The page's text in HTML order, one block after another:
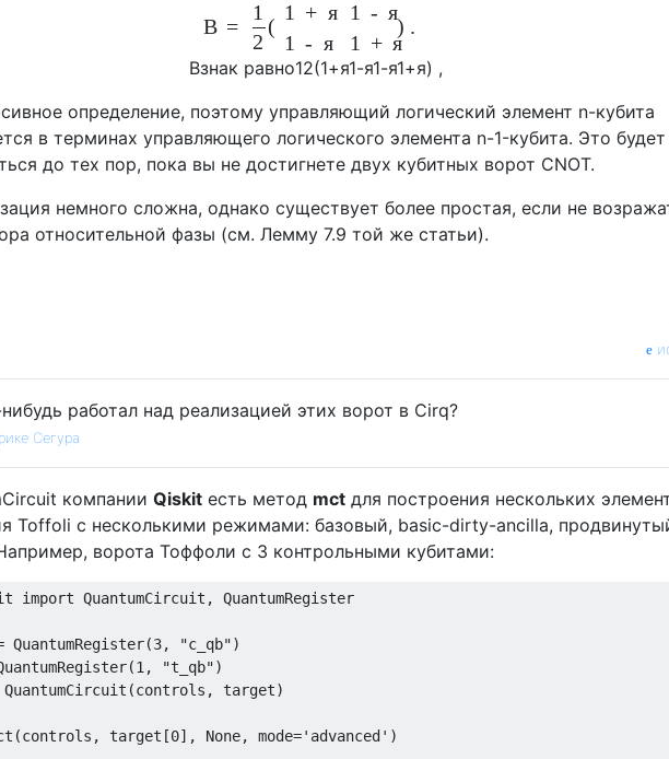
В =
1
2
(
1 + я
1 - я
1 - я
1
+ я
) .
Взнак равно12(1+я1-я1-я1+я) ,
определение, поэтому управляющий логический элемент n-кубита
в терминах управляющего логического элемента n-1-кубита. Это будет
до тех пор, пока вы не достигнете двух кубитных ворот CNOT.
немного сложна, однако существует более простая, если не
относительной фазы (см. Лемму 7.9 той же статьи).
работал над реализацией этих ворот в Cirq?
Сегура
компании Qiskit есть метод mct для построения нескольких
Toffoli с несколькими режимами: базовый, basic-dirty-ancilla,
ворота Тоффоли с 3 контрольными кубитами:
import QuantumCircuit, QuantumRegister
QuantumRegister(3, "c_qb")
"t_qb")
target)
target[0], None, mode='advanced')